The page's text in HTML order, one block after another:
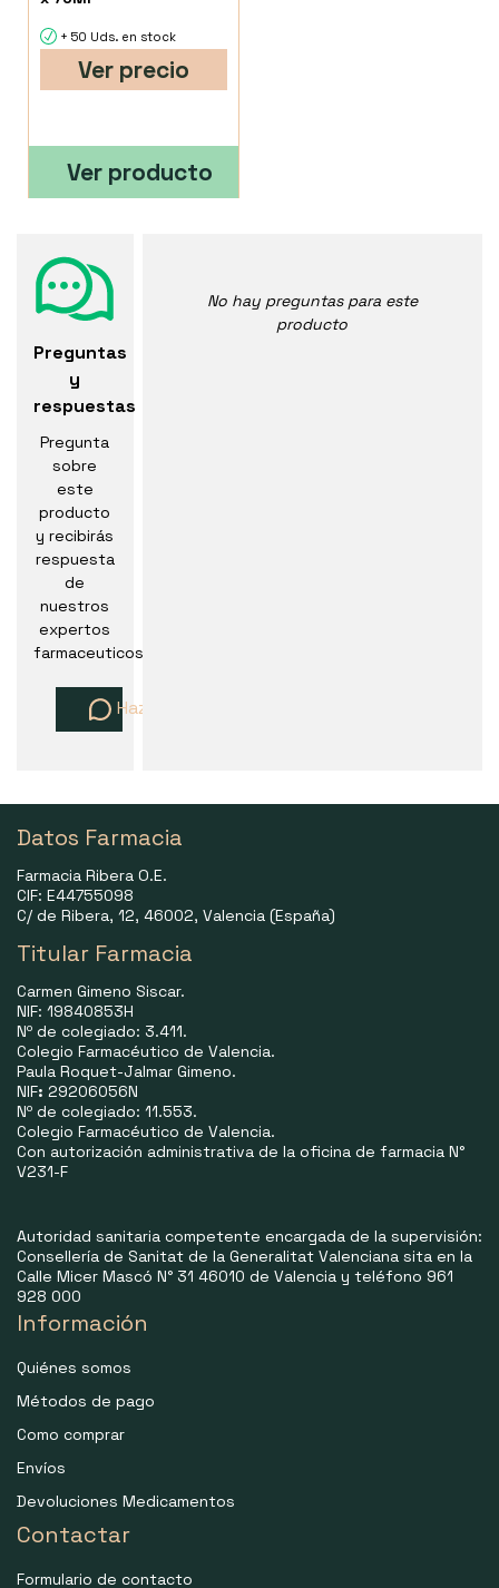
+ 50 Uds. en stock
Ver precio
Ver producto
Preguntas
y
respuestas
Pregunta
sobre
este
producto
y recibirás
respuesta
de
nuestros
expertos
farmaceuticos
Haz una pregunta
No hay preguntas para este
producto
Datos Farmacia
Farmacia Ribera O.E.
CIF: E44755098
C/ de Ribera, 12, 46002, Valencia (España)
Titular Farmacia
Carmen Gimeno Siscar.
NIF: 19840853H
Nº de colegiado: 3.411.
Colegio Farmacéutico de Valencia.
Paula Roquet-Jalmar Gimeno.
NIF: 29206056N
Nº de colegiado: 11.553.
Colegio Farmacéutico de Valencia.
Con autorización administrativa de la oficina de farmacia N°
V231-F
Autoridad sanitaria competente encargada de la supervisión:
Consellería de Sanitat de la Generalitat Valenciana sita en la
Calle Micer Mascó N° 31 46010 de Valencia y teléfono 961
928 000
Información
Quiénes somos
Métodos de pago
Como comprar
Envíos
Devoluciones Medicamentos
Contactar
Formulario de contacto